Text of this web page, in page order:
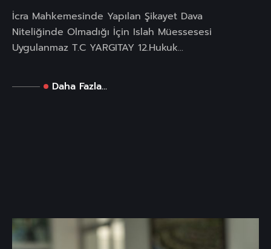
İcra Mahkemesinde Yapılan Şikayet Dava
Niteliğinde Olmadığı İçin Islah Müessesesi
Uygulanmaz T.C YARGITAY 12.Hukuk...
Daha Fazla...